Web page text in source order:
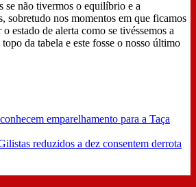
se não tivermos o equilíbrio e a
sobretudo nos momentos em que ficamos
estado de alerta como se tivéssemos a
da tabela e este fosse o nosso último
emparelhamento para a Taça
reduzidos a dez consentem derrota